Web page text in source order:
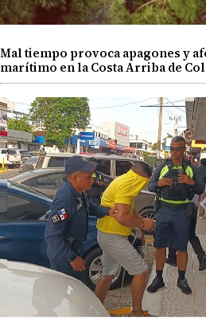
Mal tiempo provoca apagones y
marítimo en la Costa Arriba de